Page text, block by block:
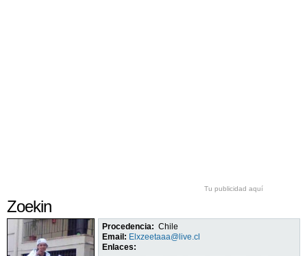
Tu publicidad aquí
Zoekin
Procedencia: Chile
Email: Elxzeetaaa@live.cl
Enlaces: